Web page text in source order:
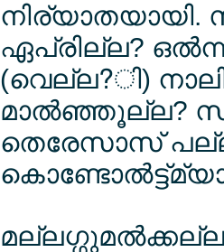
നിര്യാതയായി.
ഏപ്രില്ല?
(വെല്ല?ി)
മാല്‍ഞ്ഞൂല്ല?
തെരേസാസ്